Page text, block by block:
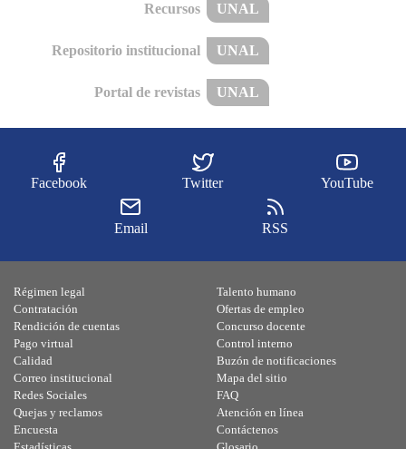
Recursos UNAL
Repositorio institucional UNAL
Portal de revistas UNAL
Facebook Twitter YouTube
Email RSS
Régimen legal
Contratación
Rendición de cuentas
Pago virtual
Calidad
Talento humano
Ofertas de empleo
Concurso docente
Control interno
Buzón de notificaciones
Correo institucional
Redes Sociales
Quejas y reclamos
Encuesta
Mapa del sitio
FAQ
Atención en línea
Contáctenos